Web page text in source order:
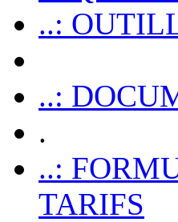
..:
..:
.
..:
TARIFS